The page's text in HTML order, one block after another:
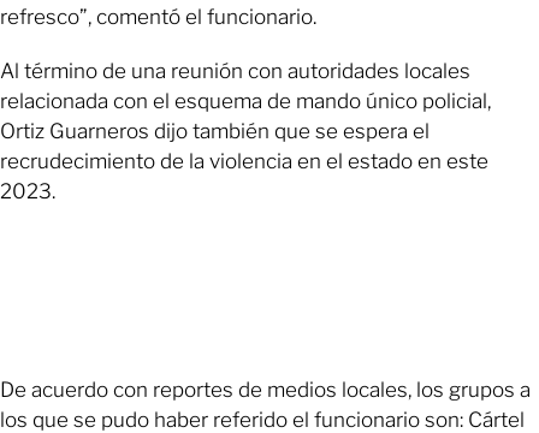
refresco”, comentó el funcionario.
Al término de una reunión con autoridades locales
relacionada con el esquema de mando único policial,
Ortiz Guarneros dijo también que se espera el
recrudecimiento de la violencia en el estado en este
2023.
De acuerdo con reportes de medios locales, los grupos a
los que se pudo haber referido el funcionario son: Cártel